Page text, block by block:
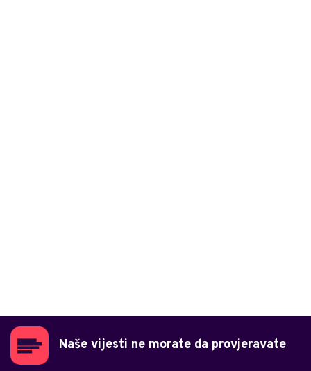
Naše vijesti ne morate da provjeravate